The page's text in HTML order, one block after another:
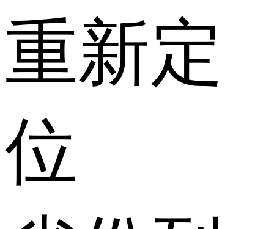
重新定
位